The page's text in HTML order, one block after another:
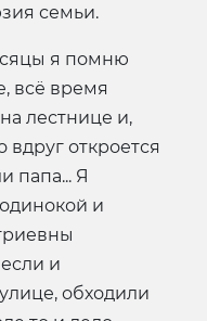
семьи.
я помню
всё время
лестнице и,
вдруг откроется
папа... Я
и
и
обходили